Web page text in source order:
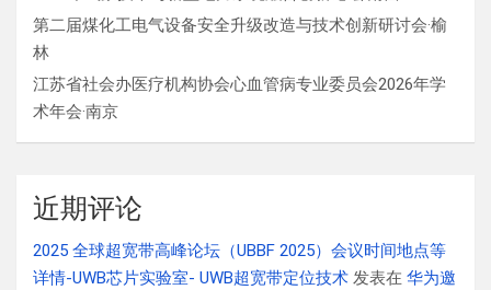
第二届煤化工电气设备安全升级改造与技术创新研讨会·榆
林
江苏省社会办医疗机构协会心血管病专业委员会2026年学
术年会·南京
近期评论
2025 全球超宽带高峰论坛（UBBF 2025）会议时间地点等
详情-UWB芯片实验室- UWB超宽带定位技术 发表在 华为邀